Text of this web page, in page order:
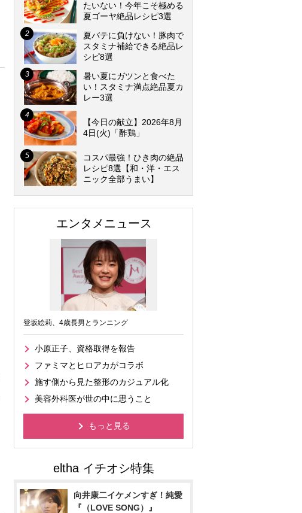
たいない！今年こそ極める
夏ゴーヤ絶品レシピ3選
夏バテに負けない！豚肉で
スタミナ補給できる絶品レ
シピ8選
暑い夏にガツンと食べた
い！スタミナ満点絶品夏カ
レー3選
【今日の献立】2026年8月
4日(火)「酢鶏」
コスパ最強！ひき肉の絶品
レシピ8選【和・洋・エス
ニック全部うまい】
エンタメニュース
登坂絵莉、4歳長男とランニング
小原正子、資格取得を報告
ファミマとヒロアカがコラボ
施す側から見た整形のカジュアル化
美容外科医が世の中に思うこと
もっと見る
向井康二イケメンすぎ！純愛
『（LOVE SONG）』